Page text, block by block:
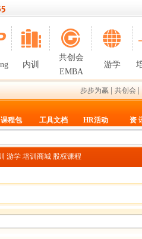
内训
共创会
EMBA
游学
步步为赢 共创会
课程包 工具文档 HR活动 资
游学 培训商城 股权课程